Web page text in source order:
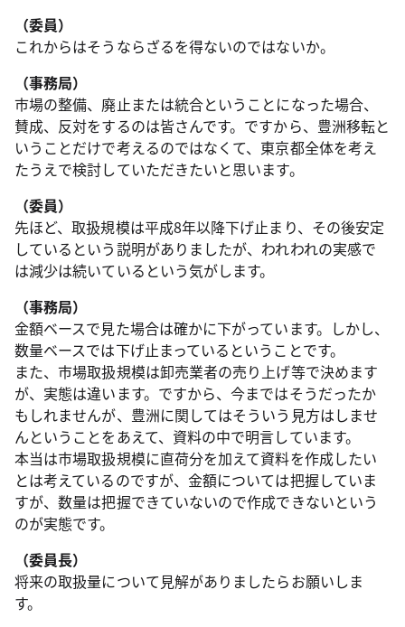
（委員）
これからはそうならざるを得ないのではないか。
（事務局）
市場の整備、廃止または統合ということになった場合、
賛成、反対をするのは皆さんです。ですから、豊洲移転と
いうことだけで考えるのではなくて、東京都全体を考え
たうえで検討していただきたいと思います。
（委員）
先ほど、取扱規模は平成8年以降下げ止まり、その後安定
しているという説明がありましたが、われわれの実感で
は減少は続いているという気がします。
（事務局）
金額ベースで見た場合は確かに下がっています。しかし、
数量ベースでは下げ止まっているということです。
また、市場取扱規模は卸売業者の売り上げ等で決めます
が、実態は違います。ですから、今まではそうだったか
もしれませんが、豊洲に関してはそういう見方はしませ
んということをあえて、資料の中で明言しています。
本当は市場取扱規模に直荷分を加えて資料を作成したい
とは考えているのですが、金額については把握していま
すが、数量は把握できていないので作成できないという
のが実態です。
（委員長）
将来の取扱量について見解がありましたらお願いしま
す。